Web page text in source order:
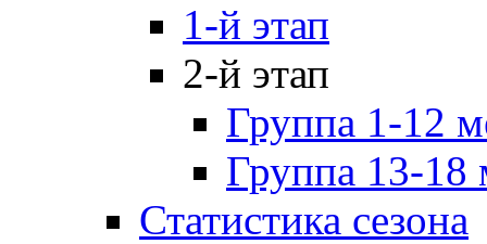
1-й этап
2-й этап
Группа 1-12
Группа 13-18
Статистика сезона